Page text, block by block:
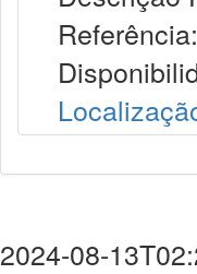
2024-08-